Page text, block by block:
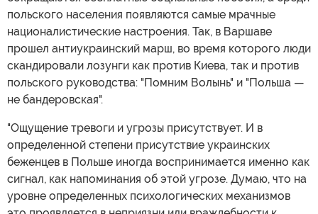
польского населения появляются самые мрачные
националистические настроения. Так, в Варшаве
прошел антиукраинский марш, во время которого люди
скандировали лозунги как против Киева, так и против
польского руководства: "Помним Волынь" и "Польша —
не бандеровская".
"Ощущение тревоги и угрозы присутствует. И в
определенной степени присутствие украинских
беженцев в Польше иногда воспринимается именно как
сигнал, как напоминания об этой угрозе. Думаю, что на
уровне определенных психологических механизмов